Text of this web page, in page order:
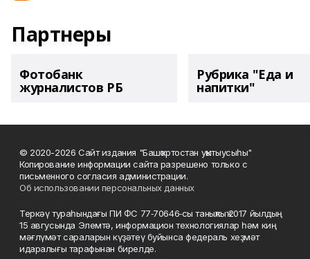
Партнеры
Фотобанк
журналистов РБ
Рубрика "Еда и
напитки"
© 2020-2026 Сайт издания "Башҡортостан уҡытыусыһы"
Копирование информации сайта разрешено только с
письменного согласия администрации.
Об использовании персональных данных
Теркәү тураһындағы ПИ ФС 77‑70646‑сы таныҡлыҡ 2017 йылдың
15 авгусында Элемтә, информацион технологиялар һәм киң
мәғлүмәт сараларын күҙәтеү буйынса федераль хеҙмәт
идаралығы тарафынан бирелде.